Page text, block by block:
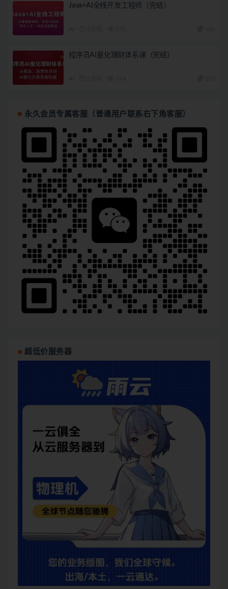
Java+AI全栈开发工程师（完结）
程序员AI量化理财体系课（完结）
永久会员专属客服（普通用户联系右下角客服）
超低价服务器